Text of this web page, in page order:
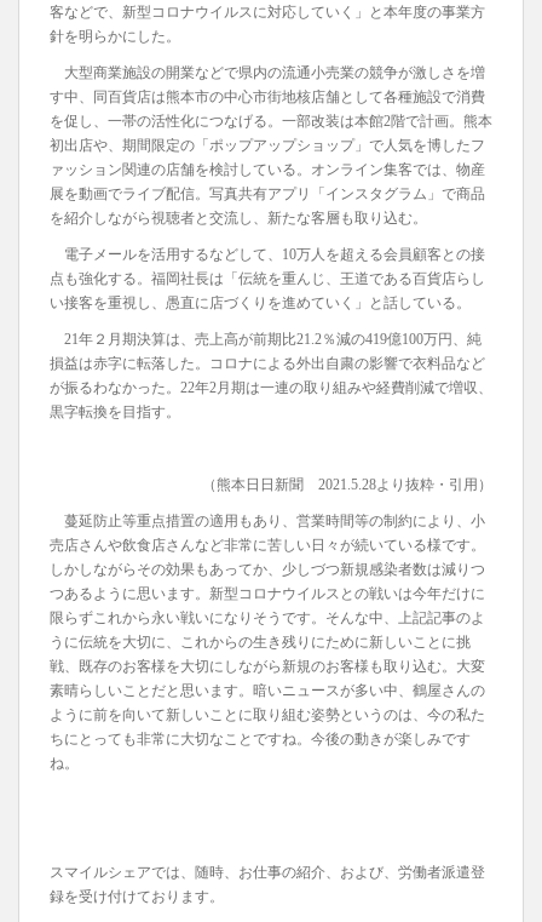
客などで、新型コロナウイルスに対応していく」と本年度の事業方
針を明らかにした。
大型商業施設の開業などで県内の流通小売業の競争が激しさを増
す中、同百貨店は熊本市の中心市街地核店舗として各種施設で消費
を促し、一帯の活性化につなげる。一部改装は本館2階で計画。熊本
初出店や、期間限定の「ポップアップショップ」で人気を博したフ
ァッション関連の店舗を検討している。オンライン集客では、物産
展を動画でライブ配信。写真共有アプリ「インスタグラム」で商品
を紹介しながら視聴者と交流し、新たな客層も取り込む。
電子メールを活用するなどして、10万人を超える会員顧客との接
点も強化する。福岡社長は「伝統を重んじ、王道である百貨店らし
い接客を重視し、愚直に店づくりを進めていく」と話している。
21年２月期決算は、売上高が前期比21.2％減の419億100万円、純
損益は赤字に転落した。コロナによる外出自粛の影響で衣料品など
が振るわなかった。22年2月期は一連の取り組みや経費削減で増収、
黒字転換を目指す。
（熊本日日新聞 2021.5.28より抜粋・引用）
蔓延防止等重点措置の適用もあり、営業時間等の制約により、小
売店さんや飲食店さんなど非常に苦しい日々が続いている様です。
しかしながらその効果もあってか、少しづつ新規感染者数は減りつ
つあるように思います。新型コロナウイルスとの戦いは今年だけに
限らずこれから永い戦いになりそうです。そんな中、上記記事のよ
うに伝統を大切に、これからの生き残りにために新しいことに挑
戦、既存のお客様を大切にしながら新規のお客様も取り込む。大変
素晴らしいことだと思います。暗いニュースが多い中、鶴屋さんの
ように前を向いて新しいことに取り組む姿勢というのは、今の私た
ちにとっても非常に大切なことですね。今後の動きが楽しみです
ね。
スマイルシェアでは、随時、お仕事の紹介、および、労働者派遣登
録を受け付けております。